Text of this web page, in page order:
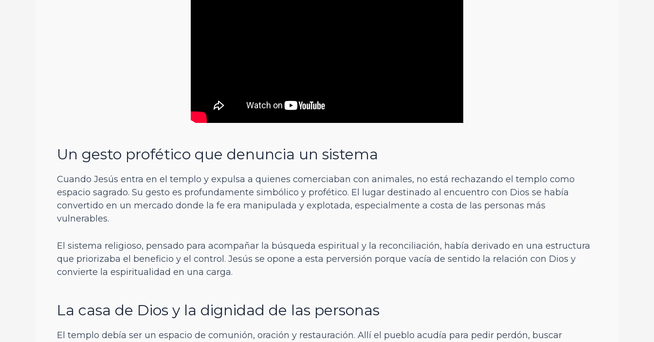
Un gesto profético que denuncia un sistema
Cuando Jesús entra en el templo y expulsa a quienes comerciaban con animales, no está rechazando el templo como
espacio sagrado. Su gesto es profundamente simbólico y profético. El lugar destinado al encuentro con Dios se había
convertido en un mercado donde la fe era manipulada y explotada, especialmente a costa de las personas más
vulnerables.
El sistema religioso, pensado para acompañar la búsqueda espiritual y la reconciliación, había derivado en una estructura
que priorizaba el beneficio y el control. Jesús se opone a esta perversión porque vacía de sentido la relación con Dios y
convierte la espiritualidad en una carga.
La casa de Dios y la dignidad de las personas
El templo debía ser un espacio de comunión, oración y restauración. Allí el pueblo acudía para pedir perdón, buscar